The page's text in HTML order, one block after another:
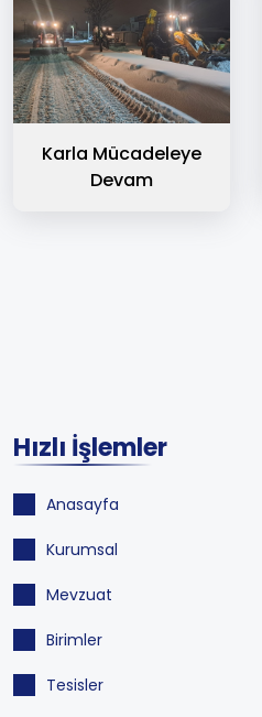
Karla Mücadeleye
Devam
Hızlı İşlemler
Anasayfa
Kurumsal
Mevzuat
Birimler
Tesisler